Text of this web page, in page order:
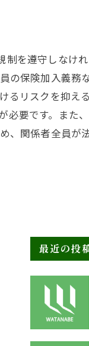
を遵守しなけ
の保険加入義務
るリスクを抑え
必要です。また
、関係者全員が
最近の投